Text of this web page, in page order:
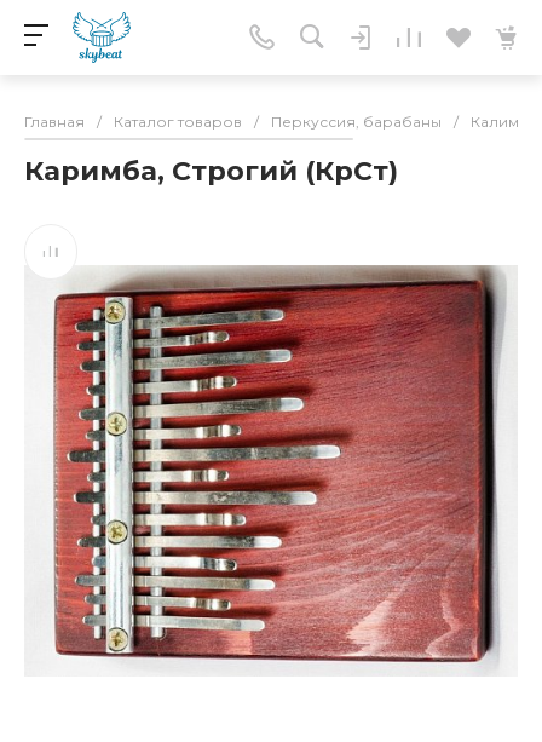
Главная / Каталог товаров / Перкуссия, барабаны / Калимбы
Каримба, Строгий (КрСт)